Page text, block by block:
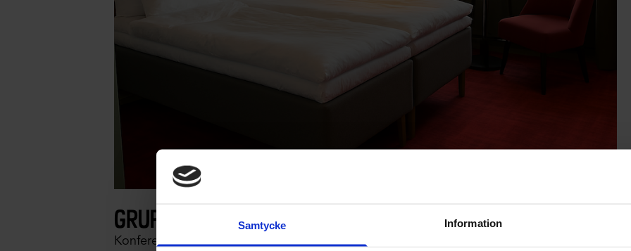
Samtycke Information
grupp och konferenser
Konferenssal för upp till 100 deltagare med komplett AV utrustning, grupprum.